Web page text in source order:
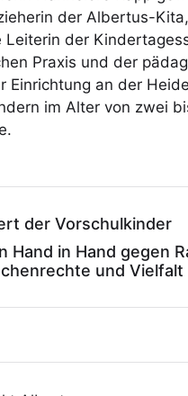
der Albertus-
Leiterin der
Praxis und der
Einrichtung an der
im Alter von zwei
der Vorschulkinder
Hand in Hand gegen
und Vielfalt